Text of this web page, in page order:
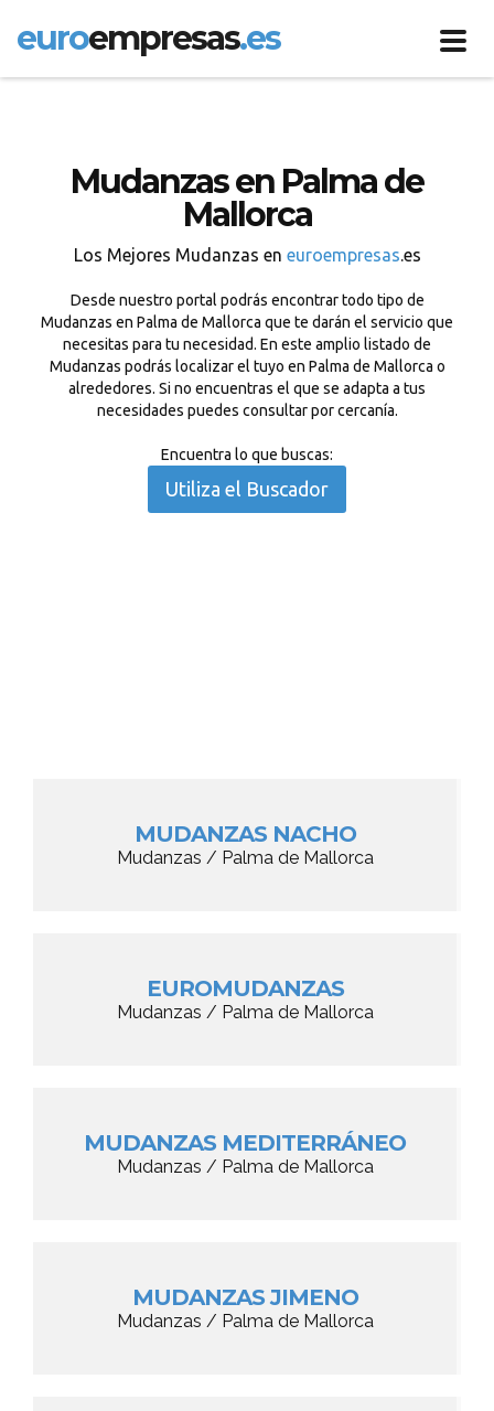
euroempresas.es
Mudanzas en Palma de
Mallorca
Los Mejores Mudanzas en euroempresas.es
Desde nuestro portal podrás encontrar todo tipo de
Mudanzas en Palma de Mallorca que te darán el servicio que
necesitas para tu necesidad. En este amplio listado de
Mudanzas podrás localizar el tuyo en Palma de Mallorca o
alrededores. Si no encuentras el que se adapta a tus
necesidades puedes consultar por cercanía.
Encuentra lo que buscas:
Utiliza el Buscador
MUDANZAS NACHO
Mudanzas / Palma de Mallorca
EUROMUDANZAS
Mudanzas / Palma de Mallorca
MUDANZAS MEDITERRÁNEO
Mudanzas / Palma de Mallorca
MUDANZAS JIMENO
Mudanzas / Palma de Mallorca